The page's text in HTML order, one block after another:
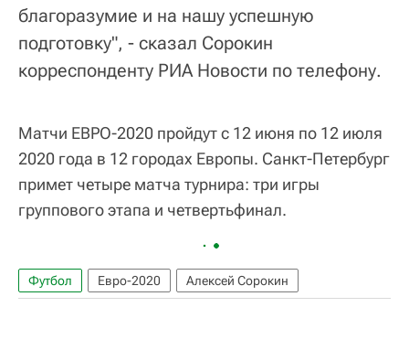
благоразумие и на нашу успешную
подготовку", - сказал Сорокин
корреспонденту РИА Новости по телефону.
Матчи ЕВРО-2020 пройдут с 12 июня по 12 июля
2020 года в 12 городах Европы. Санкт-Петербург
примет четыре матча турнира: три игры
группового этапа и четвертьфинал.
Футбол Евро-2020 Алексей Сорокин